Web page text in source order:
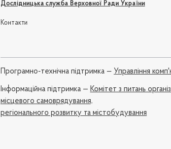
Дослідницька служба Верховної Ради України
Контакти
Програмно-технічна підтримка — Управління
Iнформаційна підтримка — Комітет з питань
місцевого самоврядування,
регіонального розвитку та містобудування